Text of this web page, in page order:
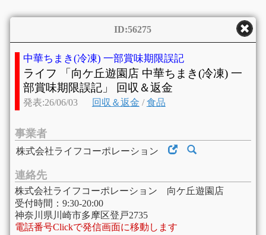
ID:56275
中華ちまき(冷凍) 一部賞味期限誤記
ライフ 「向ケ丘遊園店 中華ちまき(冷凍) 一
部賞味期限誤記」 回収＆返金
発表:26/06/03 回収＆返金 /食品
事業者
株式会社ライフコーポレーション
連絡先
株式会社ライフコーポレーション 向ケ丘遊園店
受付時間：9:30-20:00
神奈川県川崎市多摩区登戸2735
電話番号Clickで発信画面に移動します